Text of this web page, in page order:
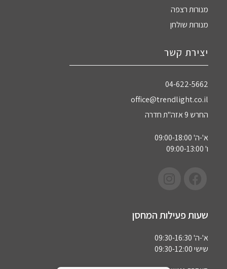
מנורות רצפה
מנורות שולחן
יצירת קשר
04-622-5662‏
office@trendlight.co.il
החרש 9 אזה"ת חדרה
א'-ה' 09:00-18:00
ו' 09:00-13:00
שעות פעילות המחסן
א'-ה' 09:30-16:30
שישי 09:30-12:00